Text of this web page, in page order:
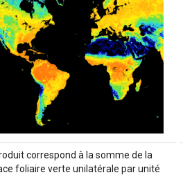
correspond à la somme de la
foliaire verte unilatérale par unité